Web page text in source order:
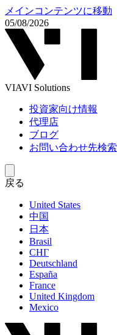
メインコンテンツに移動
05/08/2026
VIAVI Solutions
投資家向け情報
代理店
ブログ
お問い合わせ先検索
戻る
United States
中国
日本
Brasil
СНГ
Deutschland
España
France
United Kingdom
Mexico